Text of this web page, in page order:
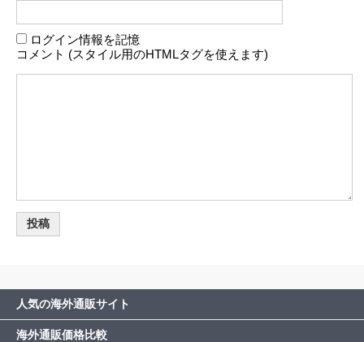
ログイン情報を記憶
コメント (スタイル用のHTMLタグを使えます)
人気の海外通販サイト
海外通販価格比較